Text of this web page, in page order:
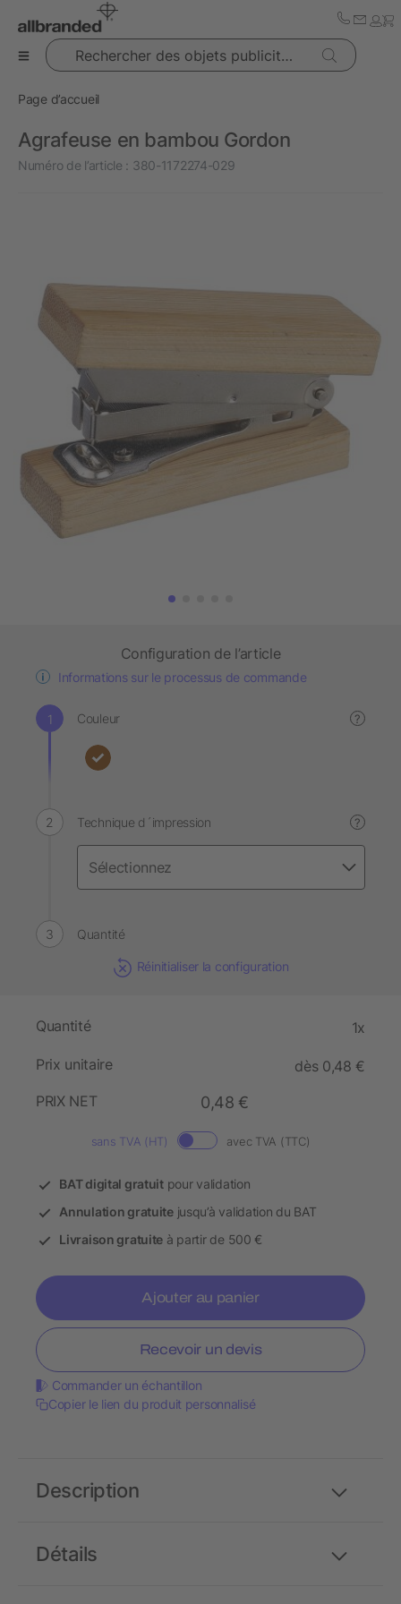
Rechercher des objets publicitaires
Page d’accueil
Agrafeuse en bambou Gordon
Numéro de l’article : 380-1172274-029
Configuration de l’article
Informations sur le processus de commande
Couleur ?
Technique d´impression ?
Quantité
Réinitialiser la configuration
Quantité 1x
Prix unitaire
dès 0,48 €
PRIX NET
0,48 €
sans TVA (HT) avec TVA (TTC)
BAT digital gratuitpour validation
Annulation gratuitejusqu’à validation du BAT
Livraison gratuite à partir de 500 €
Ajouter au panier
Recevoir un devis
Commander un échantillon
Copier le lien du produit personnalisé
Détails
Description